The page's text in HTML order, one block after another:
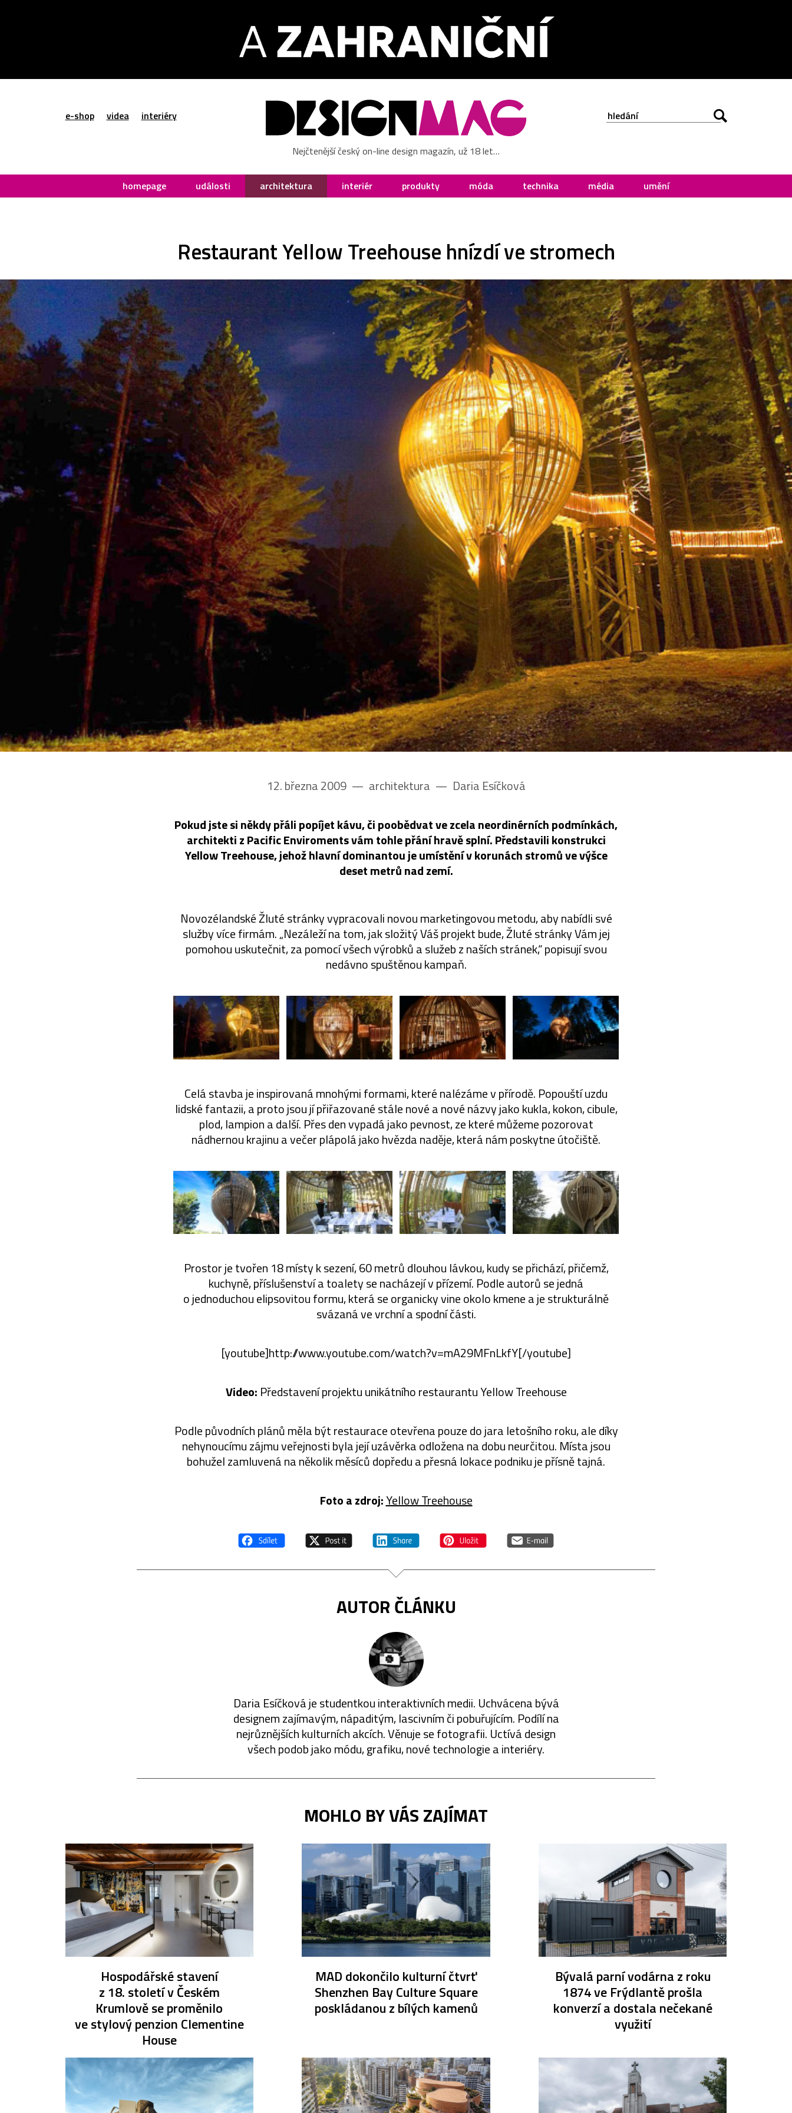
e-shop videa interiéry
Nejčtenější český on-line design magazín, už 18 let…
homepage události architektura interiér produkty móda technika média umění
Restaurant Yellow Treehouse hnízdí ve stromech
12. března 2009 –– architektura –– Daria Esíčková
Pokud jste si někdy přáli popíjet kávu, či poobědvat ve zcela neordinérních podmínkách,
architekti z Pacific Enviroments vám tohle přání hravě splní. Představili konstrukci
Yellow Treehouse, jehož hlavní dominantou je umístění v korunách stromů ve výšce
deset metrů nad zemí.
Novozélandské Žluté stránky vypracovali novou marketingovou metodu, aby nabídli své
služby více firmám. „Nezáleží na tom, jak složitý Váš projekt bude, Žluté stránky Vám jej
pomohou uskutečnit, za pomocí všech výrobků a služeb z naších stránek,“ popisují svou
nedávno spuštěnou kampaň.
Celá stavba je inspirovaná mnohými formami, které nalézáme v přírodě. Popouští uzdu
lidské fantazii, a proto jsou jí přiřazované stále nové a nové názvy jako kukla, kokon, cibule,
plod, lampion a další. Přes den vypadá jako pevnost, ze které můžeme pozorovat
nádhernou krajinu a večer plápolá jako hvězda naděje, která nám poskytne útočiště.
Prostor je tvořen 18 místy k sezení, 60 metrů dlouhou lávkou, kudy se přichází, přičemž,
kuchyně, příslušenství a toalety se nacházejí v přízemí. Podle autorů se jedná
o jednoduchou elipsovitou formu, která se organicky vine okolo kmene a je strukturálně
svázaná ve vrchní a spodní části.
[youtube]http://www.youtube.com/watch?v=mA29MFnLkfY[/youtube]
Video: Představení projektu unikátního restaurantu Yellow Treehouse
Podle původních plánů měla být restaurace otevřena pouze do jara letošního roku, ale díky
nehynoucímu zájmu veřejnosti byla její uzávěrka odložena na dobu neurčitou. Místa jsou
bohužel zamluvená na několik měsíců dopředu a přesná lokace podniku je přísně tajná.
Foto a zdroj:Yellow Treehouse
AUTOR ČLÁNKU
Daria Esíčková je studentkou interaktivních medii. Uchvácena bývá
designem zajímavým, nápaditým, lascivním či pobuřujícím. Podílí na
nejrůznějších kulturních akcích. Věnuje se fotografii. Uctívá design
všech podob jako módu, grafiku, nové technologie a interiéry.
MOHLO BY VÁS ZAJÍMAT
Hospodářské stavení
z 18. století v Českém
Krumlově se proměnilo
ve stylový penzion Clementine
House
MAD dokončilo kulturní čtvrť
Shenzhen Bay Culture Square
poskládanou z bílých kamenů
Bývalá parní vodárna z roku
1874 ve Frýdlantě prošla
konverzí a dostala nečekané
využití